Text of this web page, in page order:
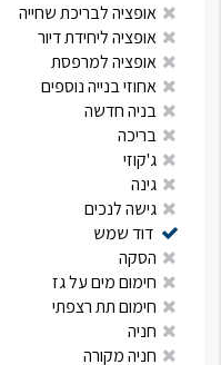
אופציה לבריכת שחייה
אופציה ליחידת דיור
אופציה למרפסת
אחוזי בנייה נוספים
בניה חדשה
בריכה
ג'קוזי
גינה
גישה לנכים
דוד שמש
הסקה
חימום מים על גז
חימום תת רצפתי
חניה
חניה מקורה